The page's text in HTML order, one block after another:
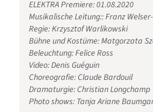
ELEKTRA Premiere: 01.08.2020
Musikalische Leitung:: Franz
Regie: Krzysztof Warlikowski
Bühne und Kostüme: Matgorzata
Beleuchtung: Felice Ross
Video: Denis Guéguin
Choreografie: Claude Bardouil
Dramaturgie: Christian Longchamp
Photo shows: Tanja Ariane